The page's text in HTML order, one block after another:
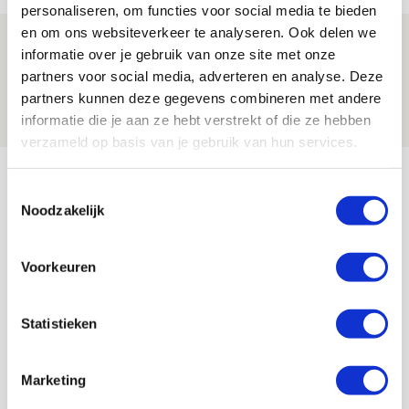
personaliseren, om functies voor social media te bieden
en om ons websiteverkeer te analyseren. Ook delen we
informatie over je gebruik van onze site met onze
partners voor social media, adverteren en analyse. Deze
partners kunnen deze gegevens combineren met andere
informatie die je aan ze hebt verstrekt of die ze hebben
verzameld op basis van je gebruik van hun services.
Noodzakelijk
Voorkeuren
Statistieken
Marketing
Ajax zet Shelbourne eenvoudig opzij en
reist met vertrouwen naar Dublin
06 AUGUSTUS 2026 - 21:52
NIEUWS
Bekijk meer
AGENDA
23
Selectiedag ballenjongens/-meiden
11